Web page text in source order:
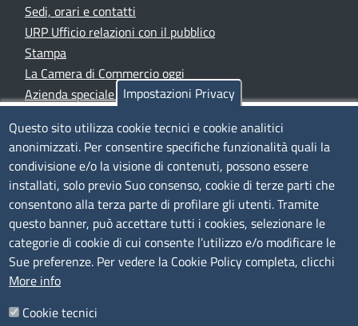
Sedi, orari e contatti
URP Ufficio relazioni con il pubblico
Stampa
La Camera di Commercio oggi
Azienda speciale PromoFirenze
TRASPARENZA
Albo Online
Amministrazione trasparente
Bandi e concorsi
Segnalazioni Whistleblowing
Accessibilità
IBAN e pagamenti informatici
Impostazioni Privacy
Questo sito utilizza cookie tecnici e cookie analitici
anonimizzati. Per consentire specifiche funzionalità quali la
condivisione e/o la visione di contenuti, possono essere
installati, solo previo Suo consenso, cookie di terze parti che
consentono alla terza parte di profilare gli utenti. Tramite
questo banner, può accettare tutti i cookies, selezionare le
categorie di cookie di cui consente l’utilizzo e/o modificare le
Sue preferenze. Per vedere la Cookie Policy completa, clicchi
More info
Cookie tecnici